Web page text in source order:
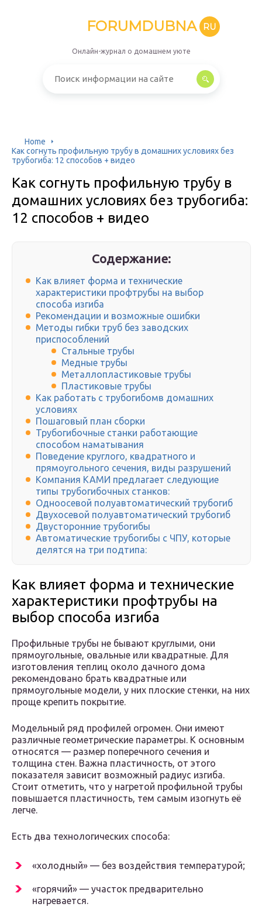
FORUMDUBNA RU
Онлайн-журнал о домашнем уюте
Home
Как согнуть профильную трубу в домашних условиях без
трубогиба: 12 способов + видео
Как согнуть профильную трубу в
домашних условиях без трубогиба:
12 способов + видео
Содержание:
Как влияет форма и технические
характеристики профтрубы на выбор
способа изгиба
Рекомендации и возможные ошибки
Методы гибки труб без заводских
приспособлений
Стальные трубы
Медные трубы
Металлопластиковые трубы
Пластиковые трубы
Как работать с трубогибомв домашних
условиях
Пошаговый план сборки
Трубогибочные станки работающие
способом наматывания
Поведение круглого, квадратного и
прямоугольного сечения, виды разрушений
Компания КАМИ предлагает следующие
типы трубогибочных станков:
Одноосевой полуавтоматический трубогиб
Двухосевой полуавтоматический трубогиб
Двусторонние трубогибы
Автоматические трубогибы с ЧПУ, которые
делятся на три подтипа:
Как влияет форма и технические
характеристики профтрубы на
выбор способа изгиба
Профильные трубы не бывают круглыми, они
прямоугольные, овальные или квадратные. Для
изготовления теплиц около дачного дома
рекомендовано брать квадратные или
прямоугольные модели, у них плоские стенки, на них
проще крепить покрытие.
Модельный ряд профилей огромен. Они имеют
различные геометрические параметры. К основным
относятся — размер поперечного сечения и
толщина стен. Важна пластичность, от этого
показателя зависит возможный радиус изгиба.
Стоит отметить, что у нагретой профильной трубы
повышается пластичность, тем самым изогнуть её
легче.
Есть два технологических способа:
«холодный» — без воздействия температурой;
«горячий» — участок предварительно
нагревается.